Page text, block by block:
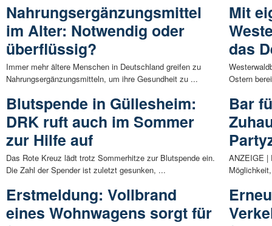
Nahrungsergänzungsmittel
im Alter: Notwendig oder
überflüssig?
Immer mehr ältere Menschen in Deutschland greifen zu
Nahrungsergänzungsmitteln, um ihre Gesundheit zu ...
Blutspende in Güllesheim:
DRK ruft auch im Sommer
zur Hilfe auf
Das Rote Kreuz lädt trotz Sommerhitze zur Blutspende ein.
Die Zahl der Spender ist zuletzt gesunken, ...
Erstmeldung: Vollbrand
eines Wohnwagens sorgt für
Mit
das
Ostern
Bar
ANZEIGE |